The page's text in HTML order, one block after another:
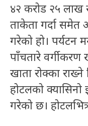
४२ करोड २५ लाख
ताकेता गर्दा समेत
गरेको हो। पर्यटन
पाँचतारे
खाता रोक्का राख्ने
होटलको क्यासिनो
गरेको छ।